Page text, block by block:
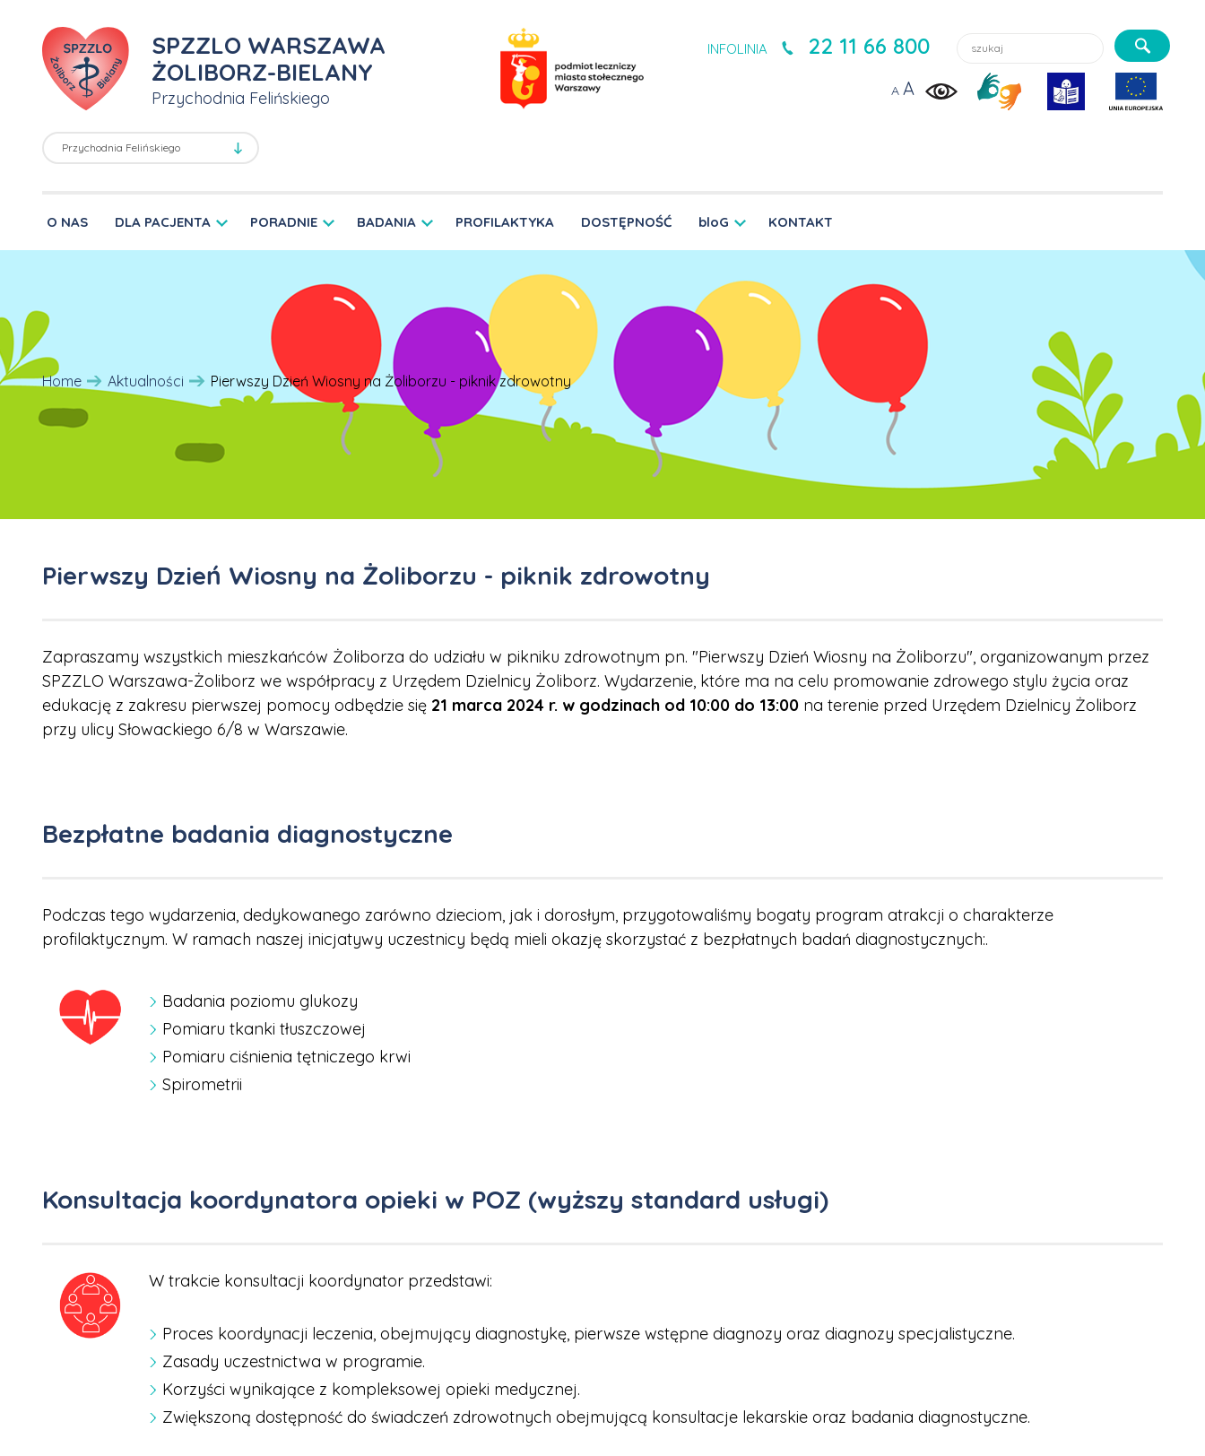
SPZZLO WARSZAWA
ŻOLIBORZ-BIELANY
Przychodnia Felińskiego
INFOLINIA 22 11 66 800 Szukaj lekarzy, usługi, aktualności:
A A
O NAS DLA PACJENTA PORADNIE BADANIA PROFILAKTYKA DOSTĘPNOŚĆ bloG KONTAKT
Home Aktualności Pierwszy Dzień Wiosny na Żoliborzu - piknik zdrowotny
Pierwszy Dzień Wiosny na Żoliborzu - piknik zdrowotny
Zapraszamy wszystkich mieszkańców Żoliborza do udziału w pikniku zdrowotnym pn. "Pierwszy Dzień Wiosny na Żoliborzu", organizowanym przez
SPZZLO Warszawa-Żoliborz we współpracy z Urzędem Dzielnicy Żoliborz. Wydarzenie, które ma na celu promowanie zdrowego stylu życia oraz
edukację z zakresu pierwszej pomocy odbędzie się 21 marca 2024 r. w godzinach od 10:00 do 13:00 na terenie przed Urzędem Dzielnicy Żoliborz
przy ulicy Słowackiego 6/8 w Warszawie.
Bezpłatne badania diagnostyczne
Podczas tego wydarzenia, dedykowanego zarówno dzieciom, jak i dorosłym, przygotowaliśmy bogaty program atrakcji o charakterze
profilaktycznym. W ramach naszej inicjatywy uczestnicy będą mieli okazję skorzystać z bezpłatnych badań diagnostycznych:.
Badania poziomu glukozy
Pomiaru tkanki tłuszczowej
Pomiaru ciśnienia tętniczego krwi
Spirometrii
Konsultacja koordynatora opieki w POZ (wyższy standard usługi)
W trakcie konsultacji koordynator przedstawi:
Proces koordynacji leczenia, obejmujący diagnostykę, pierwsze wstępne diagnozy oraz diagnozy specjalistyczne.
Zasady uczestnictwa w programie.
Korzyści wynikające z kompleksowej opieki medycznej.
Zwiększoną dostępność do świadczeń zdrowotnych obejmującą konsultacje lekarskie oraz badania diagnostyczne.